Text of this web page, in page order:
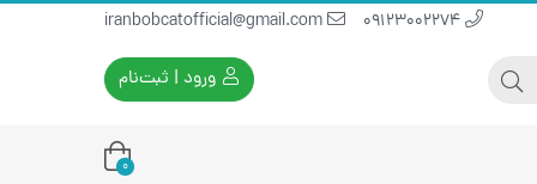
ورود | ثبت‌نام
0